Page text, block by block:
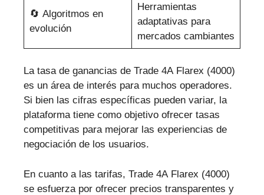
🔄 Algoritmos en
evolución
Herramientas
adaptativas para
mercados cambiantes
La tasa de ganancias de Trade 4A Flarex (4000)
es un área de interés para muchos operadores.
Si bien las cifras específicas pueden variar, la
plataforma tiene como objetivo ofrecer tasas
competitivas para mejorar las experiencias de
negociación de los usuarios.
En cuanto a las tarifas, Trade 4A Flarex (4000)
se esfuerza por ofrecer precios transparentes y